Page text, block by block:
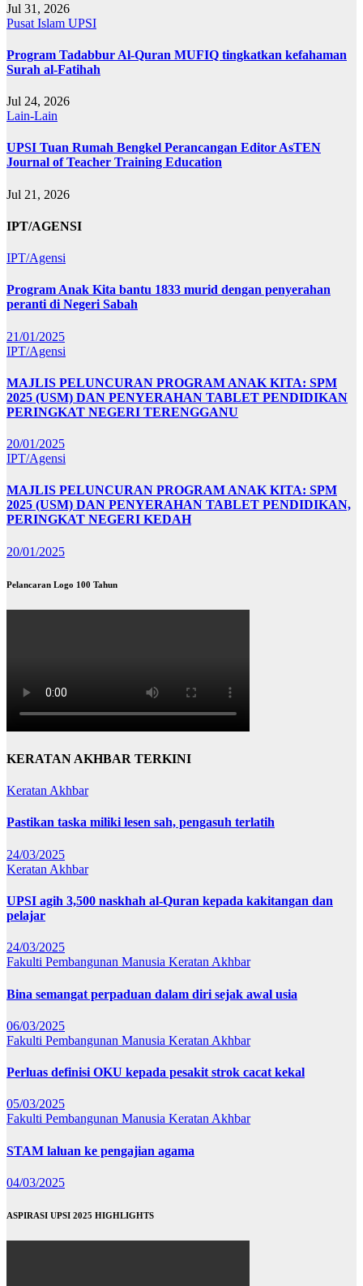
Jul 31, 2026
Pusat Islam UPSI
Program Tadabbur Al-Quran MUFIQ tingkatkan kefahaman
Surah al-Fatihah
Jul 24, 2026
Lain-Lain
UPSI Tuan Rumah Bengkel Perancangan Editor AsTEN
Journal of Teacher Training Education
Jul 21, 2026
IPT/AGENSI
IPT/Agensi
Program Anak Kita bantu 1833 murid dengan penyerahan
peranti di Negeri Sabah
21/01/2025
IPT/Agensi
MAJLIS PELUNCURAN PROGRAM ANAK KITA: SPM
2025 (USM) DAN PENYERAHAN TABLET PENDIDIKAN
PERINGKAT NEGERI TERENGGANU
20/01/2025
IPT/Agensi
MAJLIS PELUNCURAN PROGRAM ANAK KITA: SPM
2025 (USM) DAN PENYERAHAN TABLET PENDIDIKAN,
PERINGKAT NEGERI KEDAH
20/01/2025
Pelancaran Logo 100 Tahun
KERATAN AKHBAR TERKINI
Keratan Akhbar
Pastikan taska miliki lesen sah, pengasuh terlatih
24/03/2025
Keratan Akhbar
UPSI agih 3,500 naskhah al-Quran kepada kakitangan dan
pelajar
24/03/2025
Fakulti Pembangunan Manusia Keratan Akhbar
Bina semangat perpaduan dalam diri sejak awal usia
06/03/2025
Fakulti Pembangunan Manusia Keratan Akhbar
Perluas definisi OKU kepada pesakit strok cacat kekal
05/03/2025
Fakulti Pembangunan Manusia Keratan Akhbar
STAM laluan ke pengajian agama
04/03/2025
ASPIRASI UPSI 2025 HIGHLIGHTS